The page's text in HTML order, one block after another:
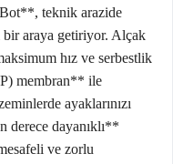
teknik arazide
bir araya getiriyor. Alçak
hız ve serbestlik
membran** ile
ayaklarınızı
derece dayanıklı**
ve zorlu